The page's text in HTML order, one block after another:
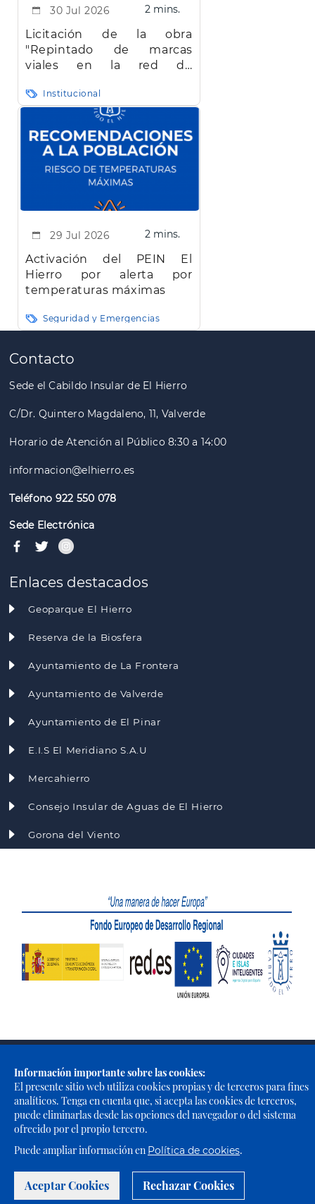
Información importante sobre las cookies:
El presente sitio web utiliza cookies propias y de terceros para fines
analíticos. Tenga en cuenta que, si acepta las cookies de terceros,
puede eliminarlas desde las opciones del navegador o del sistema
ofrecido por el propio tercero.
Puede ampliar información en Política de cookies.
Aceptar Cookies Rechazar Cookies
30 Jul 2026 2 mins.
Licitación de la obra
"Repintado de marcas
viales en la red de
Hierro"
Institucional
29 Jul 2026 2 mins.
Activación del PEIN El
Hierro por alerta por
temperaturas máximas
Seguridad y Emergencias
Paginación
Contacto
Sede el Cabildo Insular de El Hierro
C/Dr. Quintero Magdaleno, 11, Valverde
Horario de Atención al Público 8:30 a 14:00
informacion@elhierro.es
Teléfono 922 550 078
Sede Electrónica
Enlaces destacados
Geoparque El Hierro
Reserva de la Biosfera
Ayuntamiento de La Frontera
Ayuntamiento de Valverde
Ayuntamiento de El Pinar
E.I.S El Meridiano S.A.U
Mercahierro
Consejo Insular de Aguas de El Hierro
Gorona del Viento
reservados |
Política de Privacidad Política de Cookies
Legal | Accesibilidad